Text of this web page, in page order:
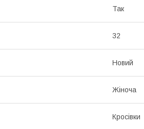
Так
32
Новий
Жіноча
Кросівки